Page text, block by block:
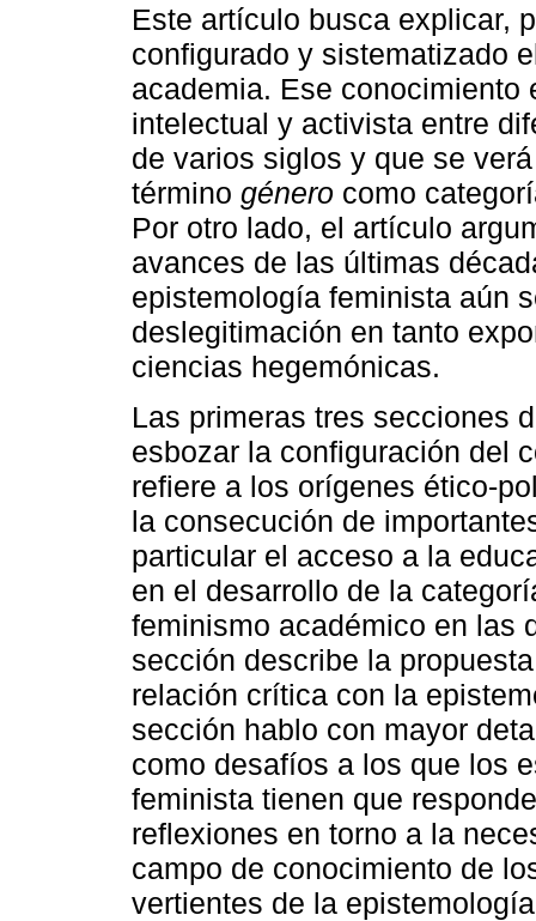
Este artículo busca explicar,
configurado y sistematizado
academia. Ese conocimiento
intelectual y activista entre
de varios siglos y que se
término género como
Por otro lado, el artículo
avances de las últimas
epistemología feminista aún
deslegitimación en tanto
ciencias hegemónicas.
Las primeras tres secciones
esbozar la configuración del
refiere a los orígenes ético-
la consecución de
particular el acceso a la
en el desarrollo de la
feminismo académico en las
sección describe la
relación crítica con la
sección hablo con mayor
como desafíos a los que los
feminista tienen que
reflexiones en torno a la
campo de conocimiento de
vertientes de la